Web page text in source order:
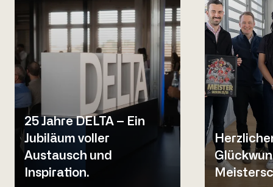
25 Jahre DELTA – Ein
Jubiläum voller
Austausch und
Inspiration.